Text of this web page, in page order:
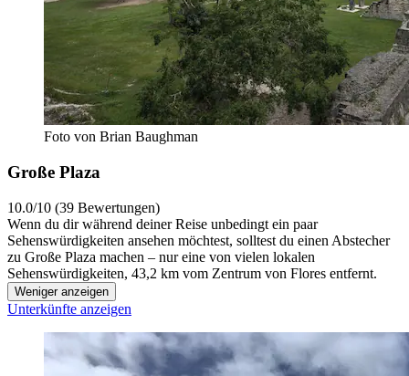
Foto von Brian Baughman
Große Plaza
10.0/10 (39 Bewertungen)
Wenn du dir während deiner Reise unbedingt ein paar
Sehenswürdigkeiten ansehen möchtest, solltest du einen Abstecher
zu Große Plaza machen – nur eine von vielen lokalen
Sehenswürdigkeiten, 43,2 km vom Zentrum von Flores entfernt.
Weniger anzeigen
Unterkünfte anzeigen